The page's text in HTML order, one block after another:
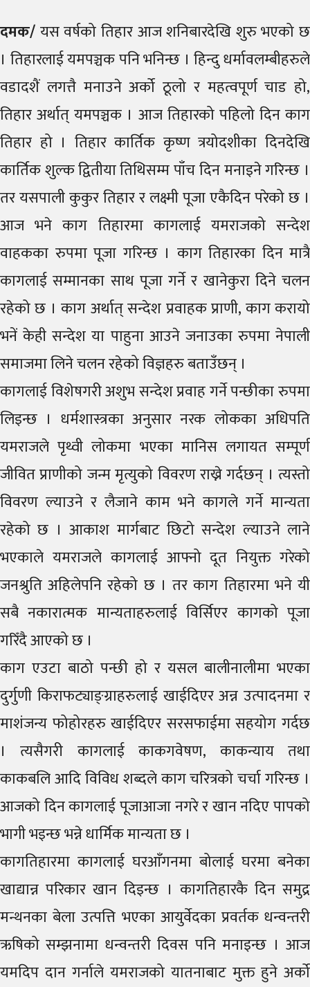
दमक/यस वर्षको तिहार आज शनिबारदेखि शुरु भएको छ
। तिहारलाई यमपञ्चक पनि भनिन्छ । हिन्दु धर्मावलम्बीहरुले
वडादशैं लगत्तै मनाउने अर्को ठूलो र महत्वपूर्ण चाड हो,
तिहार अर्थात् यमपञ्चक । आज तिहारको पहिलो दिन काग
तिहार हो । तिहार कार्तिक कृष्ण त्रयोदशीका दिनदेखि
कार्तिक शुल्क द्वितीया तिथिसम्म पाँच दिन मनाइने गरिन्छ ।
तर यसपाली कुकुर तिहार र लक्ष्मी पूजा एकैदिन परेको छ ।
आज भने काग तिहारमा कागलाई यमराजको सन्देश
वाहकका रुपमा पूजा गरिन्छ । काग तिहारका दिन मात्रै
कागलाई सम्मानका साथ पूजा गर्ने र खानेकुरा दिने चलन
रहेको छ । काग अर्थात् सन्देश प्रवाहक प्राणी, काग करायो
भनें केही सन्देश या पाहुना आउने जनाउका रुपमा नेपाली
समाजमा लिने चलन रहेको विज्ञहरु बताउँछन् ।
कागलाई विशेषगरी अशुभ सन्देश प्रवाह गर्ने पन्छीका रुपमा
लिइन्छ । धर्मशास्त्रका अनुसार नरक लोकका अधिपति
यमराजले पृथ्वी लोकमा भएका मानिस लगायत सम्पूर्ण
जीवित प्राणीको जन्म मृत्युको विवरण राख्ने गर्दछन् । त्यस्तो
विवरण ल्याउने र लैजाने काम भने कागले गर्ने मान्यता
रहेको छ । आकाश मार्गबाट छिटो सन्देश ल्याउने लाने
भएकाले यमराजले कागलाई आफ्नो दूत नियुक्त गरेको
जनश्रुति अहिलेपनि रहेको छ । तर काग तिहारमा भने यी
सबै नकारात्मक मान्यताहरुलाई विर्सिएर कागको पूजा
गरिँदै आएको छ ।
काग एउटा बाठो पन्छी हो र यसल बालीनालीमा भएका
दुर्गुणी किराफट्याङ्ग्राहरुलाई खाईदिएर अन्न उत्पादनमा र
माशंजन्य फोहोरहरु खाईदिएर सरसफाईमा सहयोग गर्दछ
। त्यसैगरी कागलाई काकगवेषण, काकन्याय तथा
काकबलि आदि विविध शब्दले काग चरित्रको चर्चा गरिन्छ ।
आजको दिन कागलाई पूजाआजा नगरे र खान नदिए पापको
भागी भइन्छ भन्ने धार्मिक मान्यता छ ।
कागतिहारमा कागलाई घरआँगनमा बोलाई घरमा बनेका
खाद्यान्न परिकार खान दिइन्छ । कागतिहारकै दिन समुद्र
मन्थनका बेला उत्पत्ति भएका आयुर्वेदका प्रवर्तक धन्वन्तरी
ऋषिको सम्झनामा धन्वन्तरी दिवस पनि मनाइन्छ । आज
यमदिप दान गर्नाले यमराजको यातनाबाट मुक्त हुने अर्को